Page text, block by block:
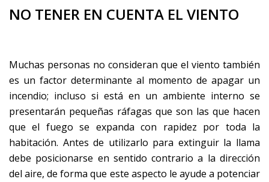
NO TENER EN CUENTA EL VIENTO
Muchas personas no consideran que el viento también
es un factor determinante al momento de apagar un
incendio; incluso si está en un ambiente interno se
presentarán pequeñas ráfagas que son las que hacen
que el fuego se expanda con rapidez por toda la
habitación. Antes de utilizarlo para extinguir la llama
debe posicionarse en sentido contrario a la dirección
del aire, de forma que este aspecto le ayude a potenciar